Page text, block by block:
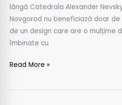
lângă Catedrala Alexander
Novgorod nu beneficiază doar
de un design care are o mulțime
îmbinate cu
Read More »